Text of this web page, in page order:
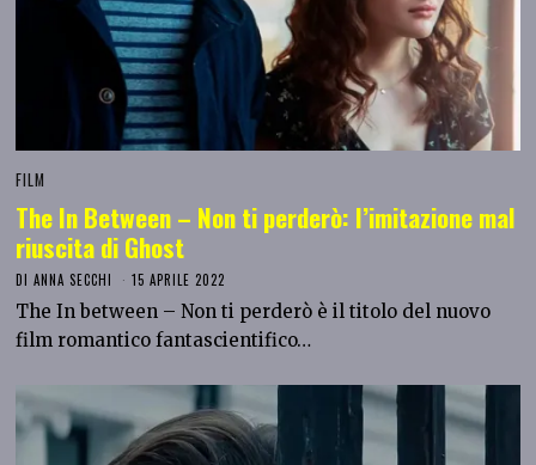
FILM
The In Between – Non ti perderò: l’imitazione mal
riuscita di Ghost
DIANNA SECCHI 15 APRILE 2022
The In between – Non ti perderò è il titolo del nuovo
film romantico fantascientifico…